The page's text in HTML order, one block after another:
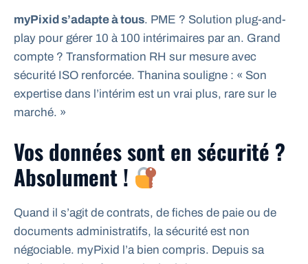
myPixid s’adapte à tous. PME ? Solution plug-and-
play pour gérer 10 à 100 intérimaires par an. Grand
compte ? Transformation RH sur mesure avec
sécurité ISO renforcée. Thanina souligne : « Son
expertise dans l’intérim est un vrai plus, rare sur le
marché. »
Vos données sont en sécurité ?
Absolument !
Quand il s’agit de contrats, de fiches de paie ou de
documents administratifs, la sécurité est non
négociable. myPixid l’a bien compris. Depuis sa